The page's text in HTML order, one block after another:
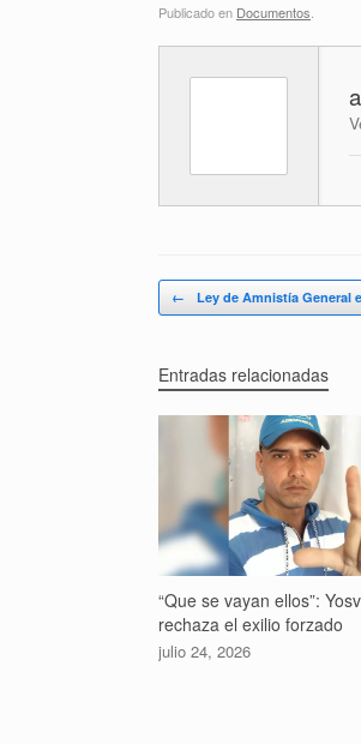
Publicado en Documentos
Navegador de artículos
← Ley de Amnistía General
Entradas relacionadas
“Que se vayan ellos”:
rechaza el exilio forzado
julio 24, 2026